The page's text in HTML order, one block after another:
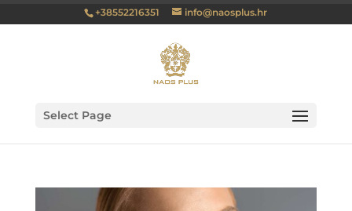
+38552216351 info@naosplus.hr
Select Page